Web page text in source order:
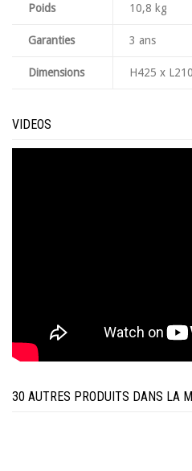
Poids 10,8 kg
Garanties 3 ans
Dimensions H425 x
VIDEOS
30 AUTRES PRODUITS DANS LA